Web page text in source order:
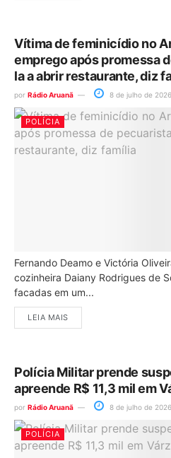
Vítima de feminicídio no
emprego após promessa
la a abrir restaurante, diz
por Rádio Aruanã 8 de julho de 2026
POLÍCIA
Fernando Deamo e Victória
cozinheira Daiany Rodrigues de
facadas em um...
LEIA MAIS
Polícia Militar prende
apreende R$ 11,3 mil em
por Rádio Aruanã 8 de julho de 2026
POLÍCIA